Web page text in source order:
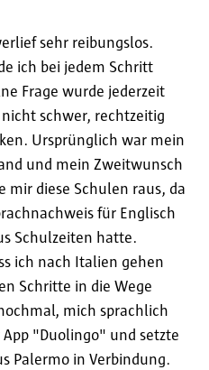
sehr reibungslos.
ich bei jedem Schritt
Frage wurde jederzeit
schwer, rechtzeitig
Ursprünglich war mein
und mein Zweitwunsch
mir diese Schulen raus, da
für Englisch
Schulzeiten hatte.
ich nach Italien gehen
Schritte in die Wege
mich sprachlich
"Duolingo" und setzte
Palermo in Verbindung.